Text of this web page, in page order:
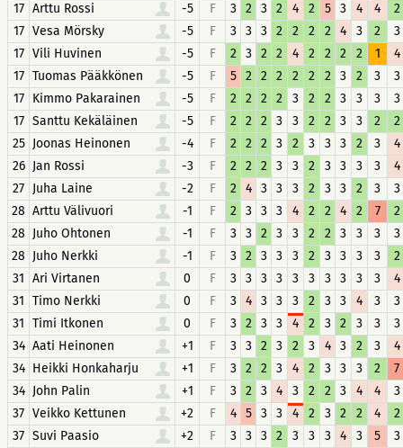
17 Arttu Rossi -5 F 3 2 3 2 4 2 5 3 4 4
2
17 Vesa Mörsky -5 F 3 3 3 2 2 2 2 4 3 2
3
17 Vili Huvinen -5 F 2 3 2 2 4 2 2 2 2 1
4
17 Tuomas Pääkkönen -5 F 5 2 2 2 2 2 2 3 2 3
3
17
Kimmo Pakarainen -5 F 2 2 2 2 3 2 2 3 3 3
3
17 Santtu Kekäläinen -5 F 2 2 2 3 3 2 2 3 3 2
2
25 Joonas Heinonen -4 F 2 2 2 3 2 3 3 3 2 3
4
26 Jan Rossi -3 F 2 2 2 3 3 2 3 3 3 3
4
27 Juha Laine -2 F 2 4 3 3 3 2 3 3 2 3
3
28 Arttu Välivuori -1 F 2 3 3 3 4 2 2 4 2 7
2
28 Juho Ohtonen -1 F 3 3 2 3 3 2 2 3 3 3
3
28 Juho Nerkki -1 F 3 2 3 3 3 2 3 3 3 3
2
31 Ari Virtanen 0 F 3 3 3 3 3 3 3 3 3 3
4
31 Timo Nerkki 0 F 3 4 3 3 3 2 3 3 4 3
3
31 Timi Itkonen 0 F 3 2 3 3 4 2 3 2 3 3
3
34 Aati Heinonen +1 F 3 3 2 3 2 3 4 3 2 3
4
34 Heikki Honkaharju +1 F 3 2 2 3 4 2 3 3 3 2
7
34 John Palin +1 F 3 2 3 4 3 2 2 3 4 4
3
37 Veikko Kettunen +2 F 4 5 3 3 4 2 3 2 2 4
2
37 Suvi Paasio +2 F 3 3 3 2 3 3 3 4 3 5 3